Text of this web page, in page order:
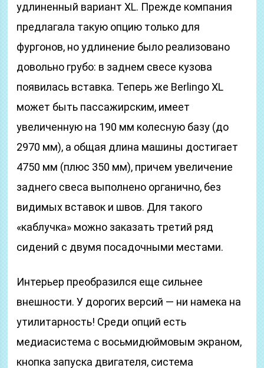
удлиненный вариант XL. Прежде компания
предлагала такую опцию только для
фургонов, но удлинение было реализовано
довольно грубо: в заднем свесе кузова
появилась вставка. Теперь же Berlingo XL
может быть пассажирским, имеет
увеличенную на 190 мм колесную базу (до
2970 мм), а общая длина машины достигает
4750 мм (плюс 350 мм), причем увеличение
заднего свеса выполнено органично, без
видимых вставок и швов. Для такого
«каблучка» можно заказать третий ряд
сидений с двумя посадочными местами.
Интерьер преобразился еще сильнее
внешности. У дорогих версий — ни намека на
утилитарность! Среди опций есть
медиасистема с восьмидюймовым экраном,
кнопка запуска двигателя, система